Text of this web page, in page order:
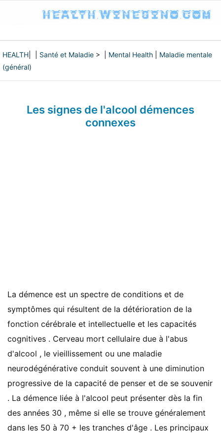
HEALTH Santé et Maladie > | Mental Health
Maladie mentale
(général)
Les signes de l'alcool démences
connexes
La démence est un spectre de conditions et de
symptômes qui résultent de la détérioration de la
fonction cérébrale et intellectuelle et les capacités
cognitives . Cerveau mort cellulaire due à l'abus
d'alcool , le vieillissement ou une maladie
neurodégénérative conduit souvent à une diminution
progressive de la capacité de penser et de se souvenir
. La démence liée à l'alcool peut présenter dès la fin
des années 30 , même si elle se trouve généralement
dans les 50 à 70 + les tranches d'âge . Les principaux